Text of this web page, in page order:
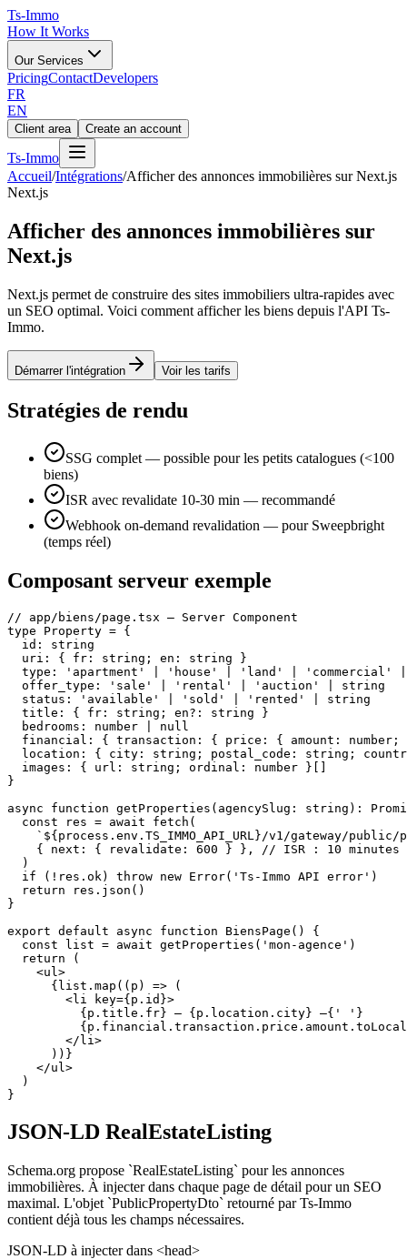
Ts-Immo
How It Works
Our Services
PricingContactDevelopers
FR
EN
Client area Create an account
Ts-Immo
Accueil/Intégrations/Afficher des annonces immobilières sur Next.js
Next.js
Afficher des annonces immobilières sur
Next.js
Next.js permet de construire des sites immobiliers ultra-rapides avec
un SEO optimal. Voici comment afficher les biens depuis l'API Ts-
Immo.
Démarrer l'intégration Voir les tarifs
Stratégies de rendu
SSG complet — possible pour les petits catalogues (<100
biens)
ISR avec revalidate 10-30 min — recommandé
Webhook on-demand revalidation — pour Sweepbright
(temps réel)
Composant serveur exemple
// app/biens/page.tsx — Server Component
type Property = {
  id: string
  uri: { fr: string; en: string }
type: 'apartment' | 'house' | 'land' | 'commercial'
  offer_type: 'sale' | 'rental' | 'auction' | string
  status: 'available' | 'sold' | 'rented' | string
  title: { fr: string; en?: string }
  bedrooms: number | null
financial: { transaction: { price: { amount: number;
location: { city: string; postal_code: string;
  images: { url: string; ordinal: number }[]
}
async function getProperties(agencySlug: string):
  const res = await fetch(
`${process.env.TS_IMMO_API_URL}/v1/gateway/public/
    { next: { revalidate: 600 } }, // ISR : 10 minutes
  )
  if (!res.ok) throw new Error('Ts-Immo API error')
  return res.json()
}
export default async function BiensPage() {
  const list = await getProperties('mon-agence')
  return (
    <ul>
      {list.map((p) => (
        <li key={p.id}>
          {p.title.fr} — {p.location.city} —{' '}
        </li>
      ))}
    </ul>
  )
}
JSON-LD RealEstateListing
Schema.org propose `RealEstateListing` pour les annonces
immobilières. À injecter dans chaque page de détail pour un SEO
maximal. L'objet `PublicPropertyDto` retourné par Ts-Immo
contient déjà tous les champs nécessaires.
JSON-LD à injecter dans <head>